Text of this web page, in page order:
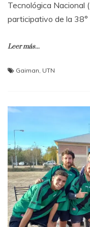
Tecnológica Nacional
participativo de la 38°
Leer más...
Gaiman UTN